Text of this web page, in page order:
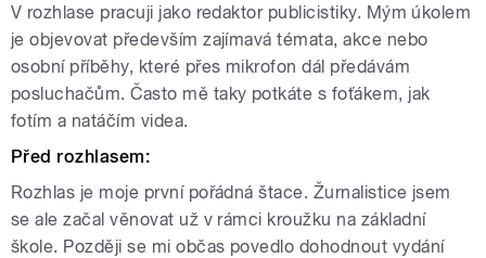
V rozhlase pracuji jako redaktor publicistiky. Mým úkolem
je objevovat především zajímavá témata, akce nebo
osobní příběhy, které přes mikrofon dál předávám
posluchačům. Často mě taky potkáte s foťákem, jak
fotím a natáčím videa.
Před rozhlasem:
Rozhlas je moje první pořádná štace. Žurnalistice jsem
se ale začal věnovat už v rámci kroužku na základní
škole. Později se mi občas povedlo dohodnout vydání